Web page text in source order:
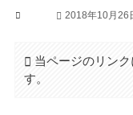
2018年10月26
当ページのリン
す。